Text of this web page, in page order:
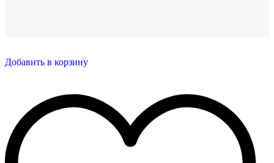
Добавить в корзину